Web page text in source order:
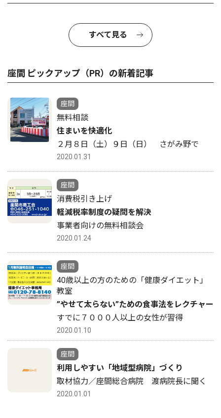
すべて見る
座間 ピックアップ（PR）の新着記事
座間
無料相談
住まいを快適化
２月８日（土）９日（日） さがみ野で
2020.01.31
座間
消費税引き上げ
軽減税率制度の疑問を解決
事業者向けの無料相談会
2020.01.24
座間
40歳以上の方のための「健康ダイエット」
教室
”やせて太らない”ための食事法をレクチャー
すでに７０００人以上の女性が習得
2020.01.10
座間
利用しやすい「地域型病院」づくり
取材協力／座間総合病院 渡病院長に聞く
2020.01.01